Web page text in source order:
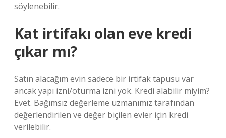
söylenebilir.
Kat irtifakı olan eve kredi
çıkar mı?
Satın alacağım evin sadece bir irtifak tapusu var
ancak yapı izni/oturma izni yok. Kredi alabilir miyim?
Evet. Bağımsız değerleme uzmanımız tarafından
değerlendirilen ve değer biçilen evler için kredi
verilebilir.